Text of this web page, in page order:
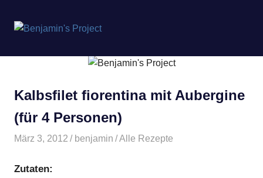
springen
Project
Kalbsfilet fiorentina mit Aubergine
(für 4 Personen)
März 3, 2012 benjamin Alle Rezepte
Zutaten: